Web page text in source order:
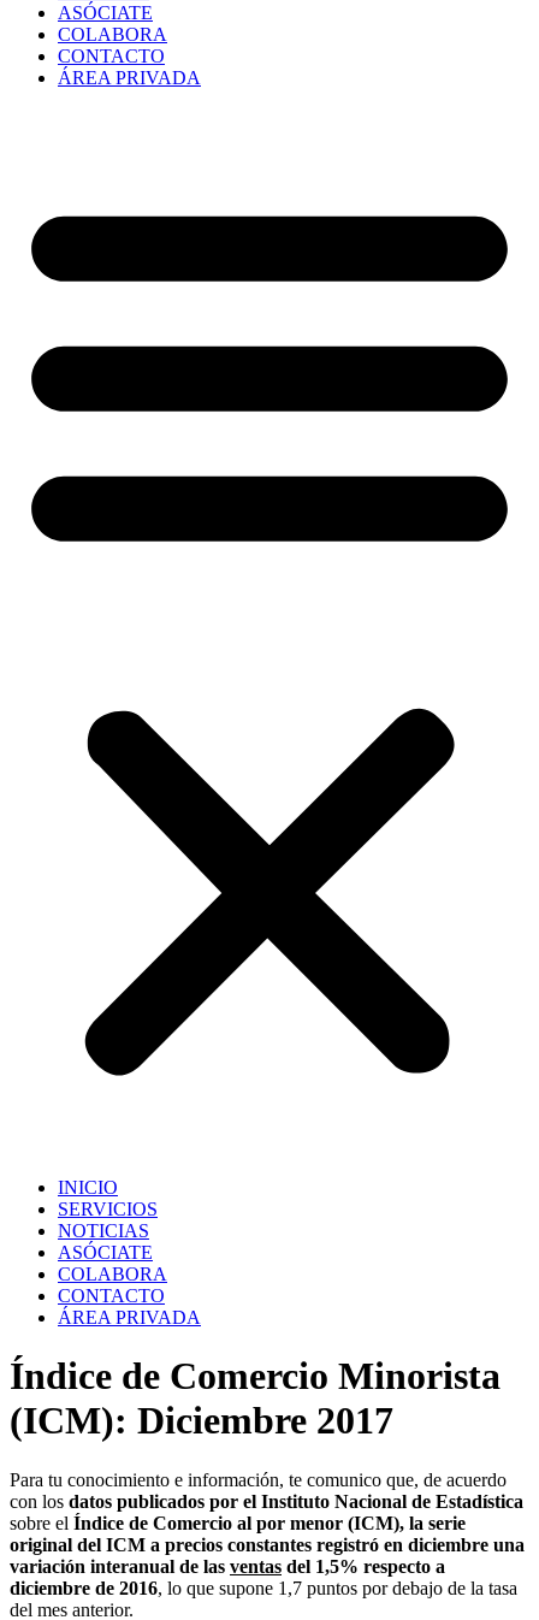
ASÓCIATE
COLABORA
CONTACTO
ÁREA PRIVADA
INICIO
SERVICIOS
NOTICIAS
ASÓCIATE
COLABORA
CONTACTO
ÁREA PRIVADA
Índice de Comercio Minorista
(ICM): Diciembre 2017
Para tu conocimiento e información, te comunico que, de acuerdo
con los datos publicados por el Instituto Nacional de Estadística
sobre el Índice de Comercio al por menor (ICM), la serie
original del ICM a precios constantes registró en diciembre una
variación interanual de las ventas del 1,5% respecto a
diciembre de 2016, lo que supone 1,7 puntos por debajo de la tasa
del mes anterior.